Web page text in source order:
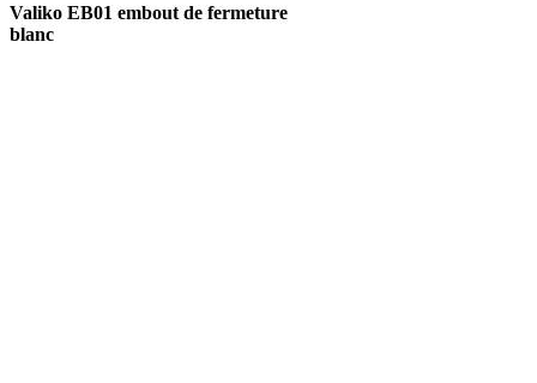
Valiko EB01 embout de fermeture
blanc